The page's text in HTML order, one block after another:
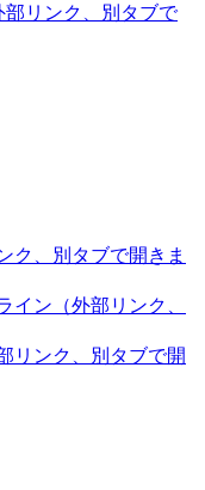
部リンク、別タブで
ク、別タブで開きま
イン （外部リンク、
リンク、別タブで開